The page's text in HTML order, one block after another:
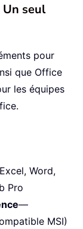
seul
pour
que Office
les équipes
Word,
Pro
—
MSI)